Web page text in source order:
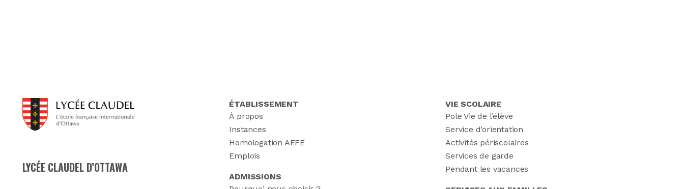
LYCÉE CLAUDEL D’OTTAWA
ÉTABLISSEMENT
À propos
Instances
Homologation AEFE
Emplois
ADMISSIONS
VIE SCOLAIRE
Pole Vie de l’élève
Service d’orientation
Activités périscolaires
Services de garde
Pendant les vacances